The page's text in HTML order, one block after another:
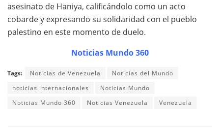
asesinato de Haniya, calificándolo como un acto
cobarde y expresando su solidaridad con el pueblo
palestino en este momento de duelo.
Noticias Mundo 360
Tags: Noticias de Venezuela
Noticias del Mundo
noticias internacionales
Noticias Mundo
Noticias Mundo 360
Noticias Venezuela Venezuela